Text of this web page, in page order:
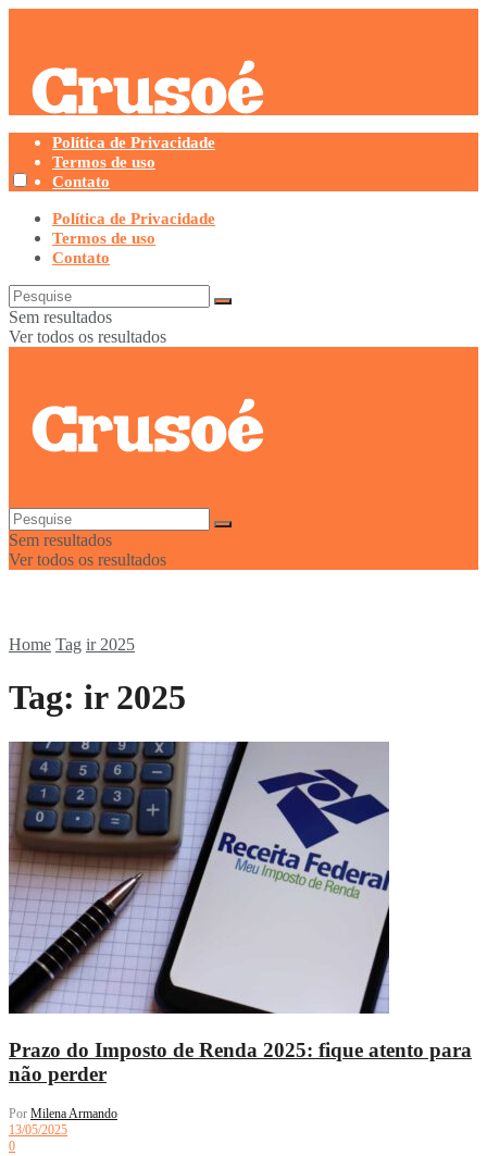
Política de Privacidade
Termos de uso
Contato
Política de Privacidade
Termos de uso
Contato
Sem resultados
Ver todos os resultados
Sem resultados
Ver todos os resultados
Home Tag ir 2025
Tag: ir 2025
Prazo do Imposto de Renda 2025: fique atento para
não perder
Por Milena Armando
13/05/2025
0